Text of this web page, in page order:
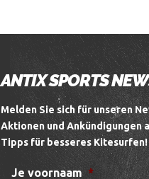
ANTIX SPORTS
Melden Sie sich für unseren
Aktionen und Ankündigungen
Tipps für besseres Kitesurfen!
Je voornaam *